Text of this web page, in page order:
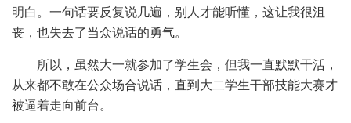
明白。一句话要反复说几遍，别人才能听懂，这让我很沮
丧，也失去了当众说话的勇气。
所以，虽然大一就参加了学生会，但我一直默默干活，
从来都不敢在公众场合说话，直到大二学生干部技能大赛才
被逼着走向前台。